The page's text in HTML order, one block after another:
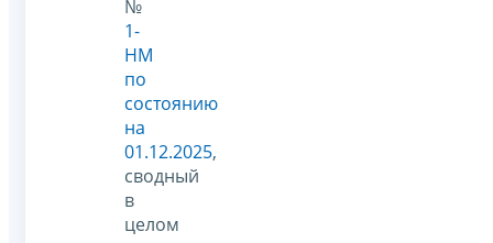
№
1-
НМ
по
состоянию
на
01.12.2025,
сводный
в
целом